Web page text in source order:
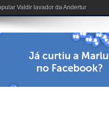
Festa de Nossa Senhora das Dores